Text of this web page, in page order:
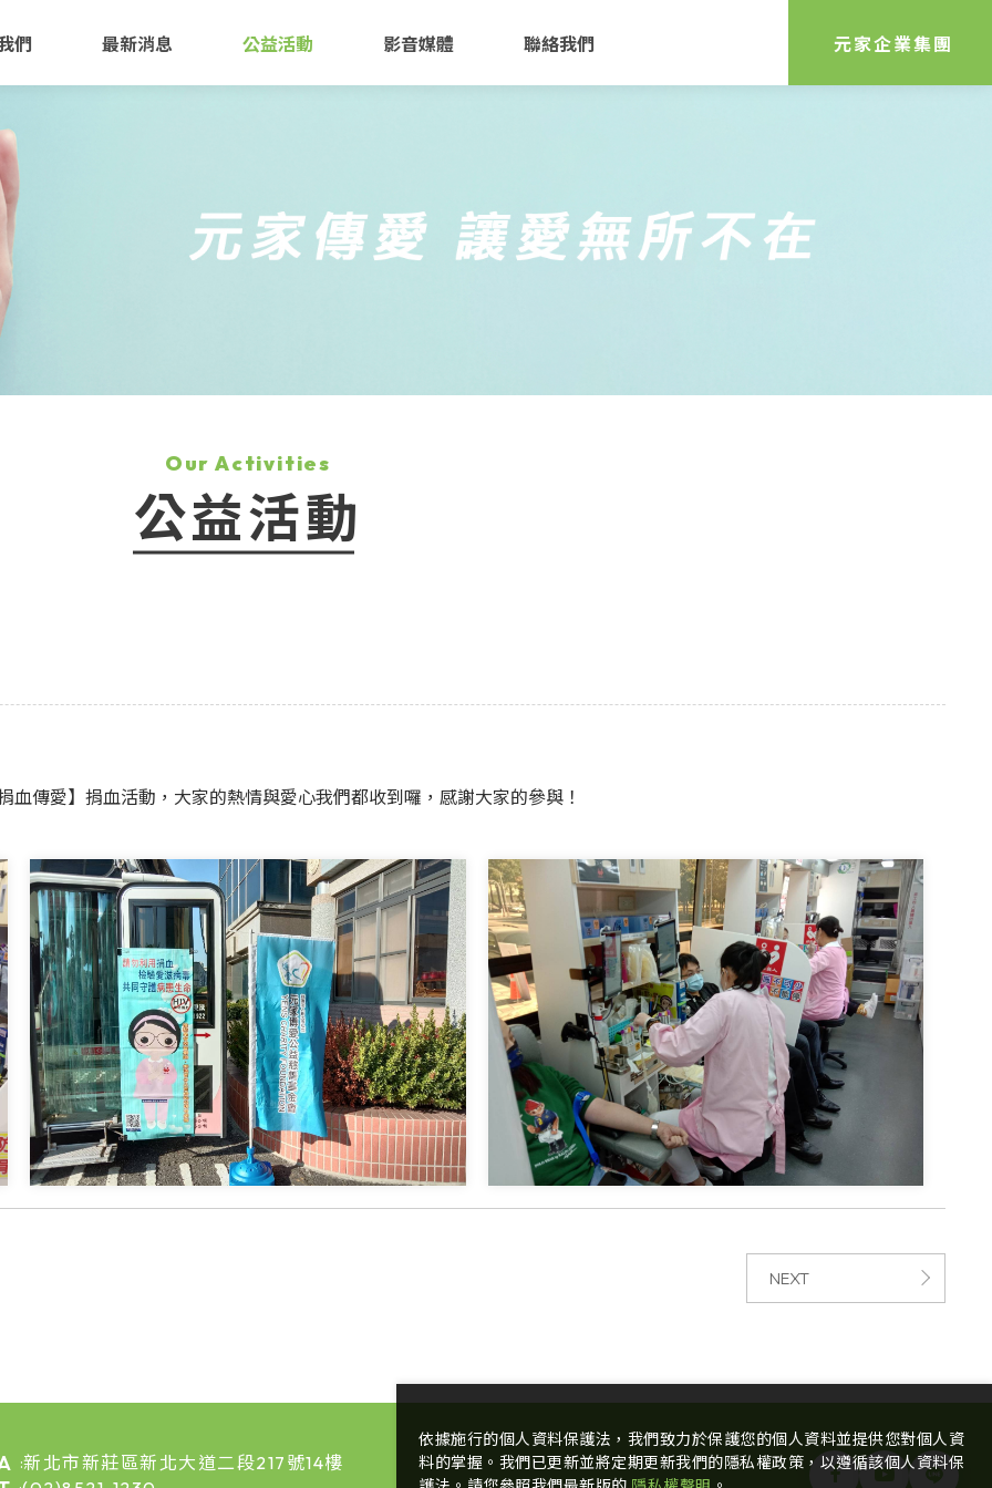
們 最新消息 公益活動 影音媒體 聯絡我們 元家企業集團
Our Activities
公益活動
傳愛】捐血活動，大家的熱情與愛心我們都收到囉，感謝大家的參與！
NEXT
:新北市新莊區新北大道二段217號14樓
依據施行的個人資料保護法，我們致力於保護您的個人資料並提供您對個人資
料的掌握。我們已更新並將定期更新我們的隱私權政策，以遵循該個人資料保